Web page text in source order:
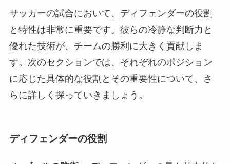
サッカーの試合において、ディフェンダーの役割
と特性は非常に重要です。彼らの冷静な判断力と
優れた技術が、チームの勝利に大きく貢献しま
す。次のセクションでは、それぞれのポジション
に応じた具体的な役割とその重要性について、さ
らに詳しく探っていきましょう。
ディフェンダーの役割